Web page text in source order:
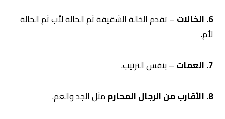
6. الخالات
– تقدم الخالة الشقيقة ثم الخالة لأب ثم الخالة
لأم.
7. العمات
– بنفس الترتيب.
8. الأقارب من الرجال المحارم
مثل الجد والعم.